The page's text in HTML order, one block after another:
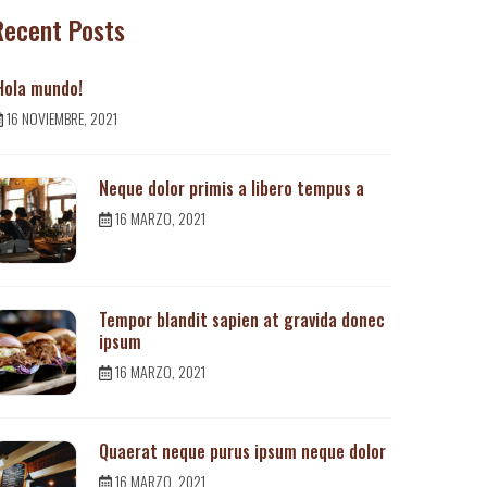
Posts
mundo!
16 NOVIEMBRE, 2021
Neque dolor primis a libero tempus a
16 MARZO, 2021
Tempor blandit sapien at gravida donec
ipsum
16 MARZO, 2021
Quaerat neque purus ipsum neque dolor
16 MARZO, 2021